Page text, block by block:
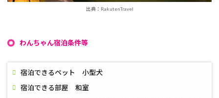
出典：RakutenTravel
わんちゃん宿泊条件等
宿泊できるペット 小型犬
宿泊できる部屋 和室